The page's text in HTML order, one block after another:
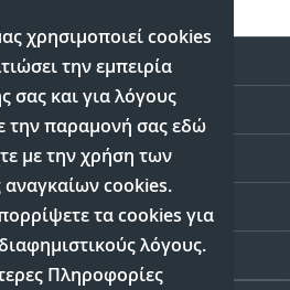
χρησιμοποιεί cookies
την εμπειρία
σας και για λόγους
την παραμονή σας εδώ
με την χρήση των
cookies.
τα cookies για
λόγους.
Πληροφορίες